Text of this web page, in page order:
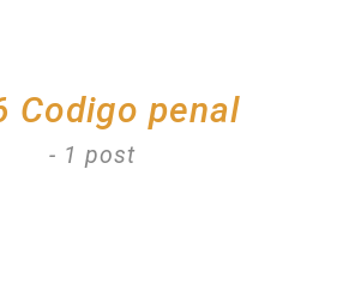
Codigo penal
- 1 post